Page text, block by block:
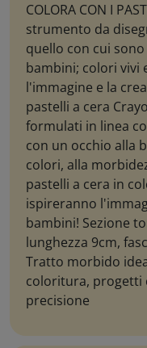
COLORA CON I
strumento da
quello con cui
bambini; colori vivi
l'immagine e la
pastelli a cera
formulati in linea
con un occhio alla
colori, alla
pastelli a cera in
ispireranno
bambini! Sezione
lunghezza 9cm,
Tratto morbido
coloritura, progetti
precisione